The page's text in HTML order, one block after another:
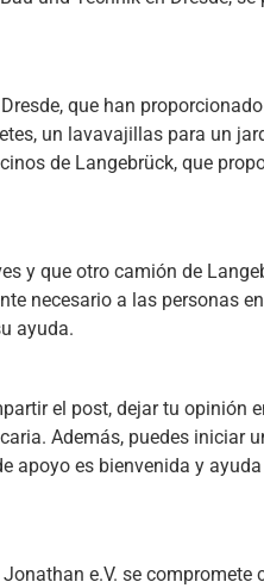
que han
un lavavajillas para un
de Langebrück, que
y que otro camión de
necesario a las personas
ayuda.
el post, dejar tu opinión
Además, puedes iniciar
es bienvenida y
e.V. se compromete